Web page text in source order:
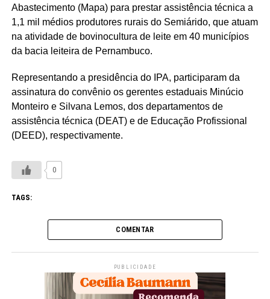
Abastecimento (Mapa) para prestar assistência técnica a
1,1 mil médios produtores rurais do Semiárido, que atuam
na atividade de bovinocultura de leite em 40 municípios
da bacia leiteira de Pernambuco.
Representando a presidência do IPA, participaram da
assinatura do convênio os gerentes estaduais Minúcio
Monteiro e Silvana Lemos, dos departamentos de
assistência técnica (DEAT) e de Educação Profissional
(DEED), respectivamente.
0
TAGS:
COMENTAR
PUBLICIDADE